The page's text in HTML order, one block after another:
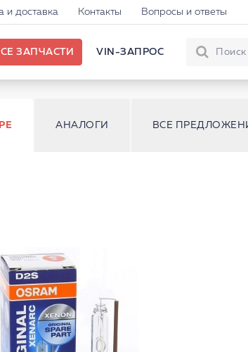
и доставка Контакты Вопросы и ответы
ЗАПЧАСТИ VIN-ЗАПРОС
АНАЛОГИ ВСЕ